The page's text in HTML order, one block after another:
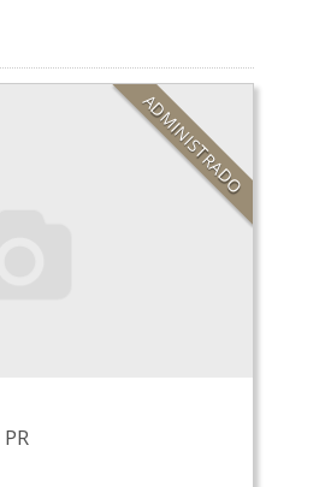
ADMINISTRADO
PR